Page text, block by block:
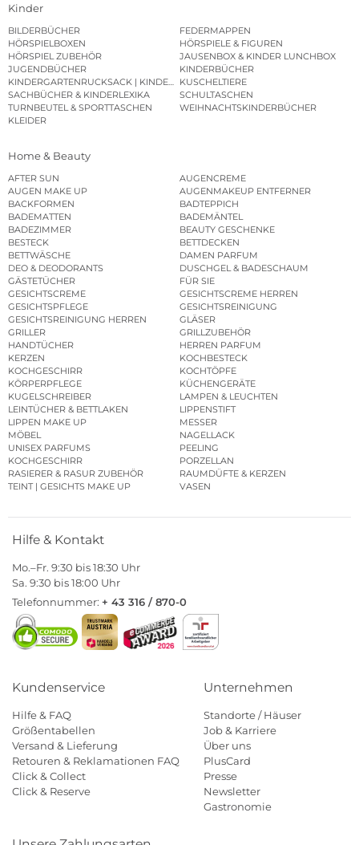
Kinder
BILDERBÜCHER
FEDERMAPPEN
HÖRSPIELBOXEN
HÖRSPIELE & FIGUREN
HÖRSPIEL ZUBEHÖR
JAUSENBOX & KINDER LUNCHBOX
JUGENDBÜCHER
KINDERBÜCHER
KINDERGARTENRUCKSACK | KINDERGARTENBEUTEL
KUSCHELTIERE
SACHBÜCHER & KINDERLEXIKA
SCHULTASCHEN
TURNBEUTEL & SPORTTASCHEN
WEIHNACHTSKINDERBÜCHER
KLEIDER
Home & Beauty
AFTER SUN
AUGENCREME
AUGEN MAKE UP
AUGENMAKEUP ENTFERNER
BACKFORMEN
BADTEPPICH
BADEMATTEN
BADEMÄNTEL
BADEZIMMER
BEAUTY GESCHENKE
BESTECK
BETTDECKEN
BETTWÄSCHE
DAMEN PARFUM
DEO & DEODORANTS
DUSCHGEL & BADESCHAUM
GÄSTETÜCHER
FÜR SIE
GESICHTSCREME
GESICHTSCREME HERREN
GESICHTSPFLEGE
GESICHTSREINIGUNG
GESICHTSREINIGUNG HERREN
GLÄSER
GRILLER
GRILLZUBEHÖR
HANDTÜCHER
HERREN PARFUM
KERZEN
KOCHBESTECK
KOCHGESCHIRR
KOCHTÖPFE
KÖRPERPFLEGE
KÜCHENGERÄTE
KUGELSCHREIBER
LAMPEN & LEUCHTEN
LEINTÜCHER & BETTLAKEN
LIPPENSTIFT
LIPPEN MAKE UP
MESSER
MÖBEL
NAGELLACK
UNISEX PARFUMS
PEELING
KOCHGESCHIRR
PORZELLAN
RASIERER & RASUR ZUBEHÖR
RAUMDÜFTE & KERZEN
TEINT | GESICHTS MAKE UP
VASEN
Hilfe & Kontakt
Mo.–Fr. 9:30 bis 18:30 Uhr
Sa. 9:30 bis 18:00 Uhr
Telefonnummer: + 43 316 / 870-0
Kundenservice
Hilfe & FAQ
Größentabellen
Versand & Lieferung
Retouren & Reklamationen FAQ
Click & Collect
Click & Reserve
Unternehmen
Standorte / Häuser
Job & Karriere
Über uns
PlusCard
Presse
Newsletter
Gastronomie